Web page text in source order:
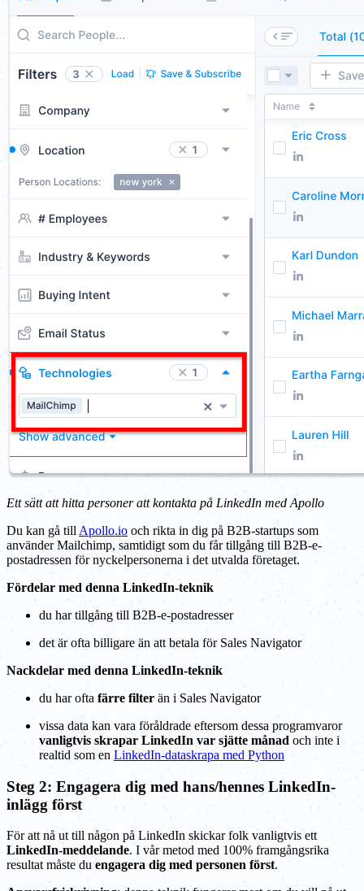
Ett sätt att hitta personer att kontakta på LinkedIn med Apollo
Du kan gå till Apollo.io och rikta in dig på B2B-startups som
använder Mailchimp, samtidigt som du får tillgång till B2B-e-
postadressen för nyckelpersonerna i det utvalda företaget.
Fördelar med denna LinkedIn-teknik
du har tillgång till B2B-e-postadresser
det är ofta billigare än att betala för Sales Navigator
Nackdelar med denna LinkedIn-teknik
du har ofta färre filter än i Sales Navigator
vissa data kan vara föråldrade eftersom dessa programvaror
vanligtvis skrapar LinkedIn var sjätte månad och inte i
realtid som en LinkedIn-dataskrapa med Python
Steg 2: Engagera dig med hans/hennes LinkedIn-
inlägg först
För att nå ut till någon på LinkedIn skickar folk vanligtvis ett
LinkedIn-meddelande. I vår metod med 100% framgångsrika
resultat måste du engagera dig med personen först.